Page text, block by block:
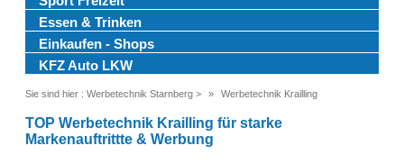
Essen & Trinken
Einkaufen - Shops
KFZ Auto LKW
Sie sind hier : Werbetechnik Starnberg > Werbetechnik Krailling
TOP Werbetechnik Krailling für starke
Markenauftrittte & Werbung